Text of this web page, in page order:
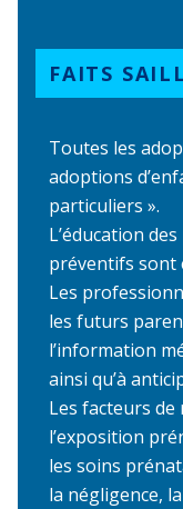
FAITS
Toutes les
adoptions
particuliers ».
L’éducation
préventifs sont
Les
les futurs
l’information
ainsi qu’à
Les facteurs
l’exposition
les soins
la négligence,